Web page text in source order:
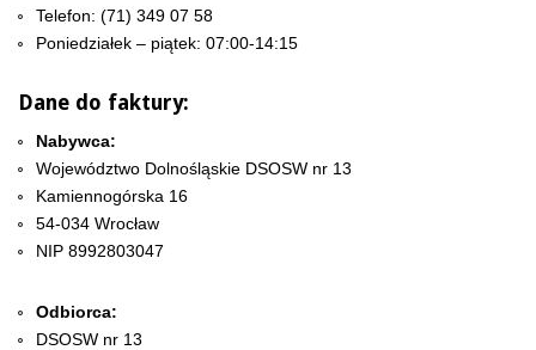
Telefon: (71) 349 07 58
Poniedziałek – piątek: 07:00-14:15
Dane do faktury:
Nabywca:
Województwo Dolnośląskie DSOSW nr 13
Kamiennogórska 16
54-034 Wrocław
NIP 8992803047
Odbiorca:
DSOSW nr 13